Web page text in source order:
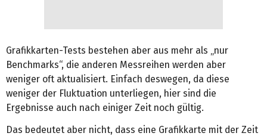
Grafikkarten-Tests bestehen aber aus mehr als „nur
Benchmarks“, die anderen Messreihen werden aber
weniger oft aktualisiert. Einfach deswegen, da diese
weniger der Fluktuation unterliegen, hier sind die
Ergebnisse auch nach einiger Zeit noch gültig.
Das bedeutet aber nicht, dass eine Grafikkarte mit der Zeit